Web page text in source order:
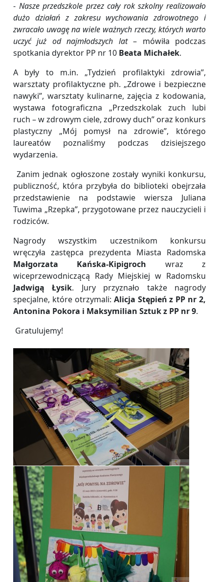
- Nasze przedszkole przez cały rok szkolny realizowało
dużo działań z zakresu wychowania zdrowotnego i
zwracało uwagę na wiele ważnych rzeczy, których warto
uczyć już od najmłodszych lat– mówiła podczas
spotkania dyrektor PP nr 10 Beata Michałek.
A były to m.in. „Tydzień profilaktyki zdrowia”,
warsztaty profilaktyczne ph. „Zdrowe i bezpieczne
nawyki”, warsztaty kulinarne, zajęcia z kodowania,
wystawa fotograficzna „Przedszkolak zuch lubi
ruch – w zdrowym ciele, zdrowy duch” oraz konkurs
plastyczny „Mój pomysł na zdrowie”, którego
laureatów poznaliśmy podczas dzisiejszego
wydarzenia.
Zanim jednak ogłoszone zostały wyniki konkursu,
publiczność, która przybyła do biblioteki obejrzała
przedstawienie na podstawie wiersza Juliana
Tuwima „Rzepka”, przygotowane przez nauczycieli i
rodziców.
Nagrody wszystkim uczestnikom konkursu
wręczyła zastępca prezydenta Miasta Radomska
Małgorzata Kańska-Kipigroch wraz z
wiceprzewodniczącą Rady Miejskiej w Radomsku
Jadwigą Łysik. Jury przyznało także nagrody
specjalne, które otrzymali: Alicja Stępień z PP nr 2,
Antonina Pokora i Maksymilian Sztuk z PP nr 9.
Gratulujemy!